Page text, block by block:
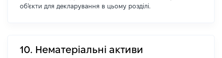
об'єкти для декларування в цьому розділі.
10. Нематеріальні активи